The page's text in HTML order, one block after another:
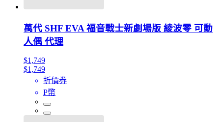
萬代 SHF EVA 福音戰士新劇場版 綾波零 可動
人偶 代理
$1,749
$1,749
折價券
P幣